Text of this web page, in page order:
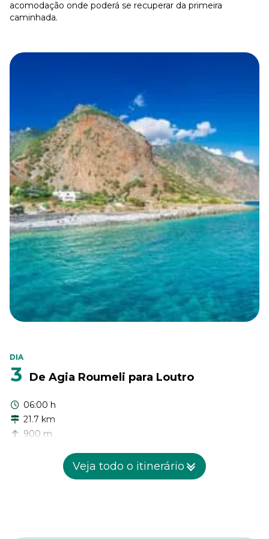
acomodação onde poderá se recuperar da primeira
caminhada.
DIA
3 De Agia Roumeli para Loutro
06:00 h
21.7 km
900 m
Hoje, você tem duas opções para escolher. Você pode
Veja todo o itinerário